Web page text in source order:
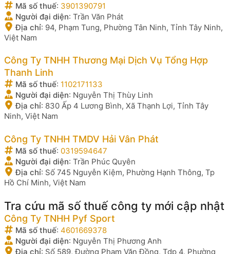
Mã số thuế: 3901390791
Người đại diện: Trần Văn Phát
Địa chỉ: 94, Phạm Tung, Phường Tân Ninh, Tỉnh Tây Ninh,
Việt Nam
Công Ty TNHH Thương Mại Dịch Vụ Tổng Hợp
Thanh Linh
Mã số thuế: 1102171133
Người đại diện: Nguyễn Thị Thùy Linh
Địa chỉ: 830 Ấp 4 Lương Bình, Xã Thạnh Lợi, Tỉnh Tây
Ninh, Việt Nam
Công Ty TNHH TMDV Hải Vân Phát
Mã số thuế: 0319594647
Người đại diện: Trần Phúc Quyên
Địa chỉ: Số 745 Nguyễn Kiệm, Phường Hạnh Thông, Tp
Hồ Chí Minh, Việt Nam
Tra cứu mã số thuế công ty mới cập nhật
Công Ty TNHH Pyf Sport
Mã số thuế: 4601669378
Người đại diện: Nguyễn Thị Phương Anh
Địa chỉ: Số 589, Đường Phạm Văn Đồng, Tdp 4, Phường